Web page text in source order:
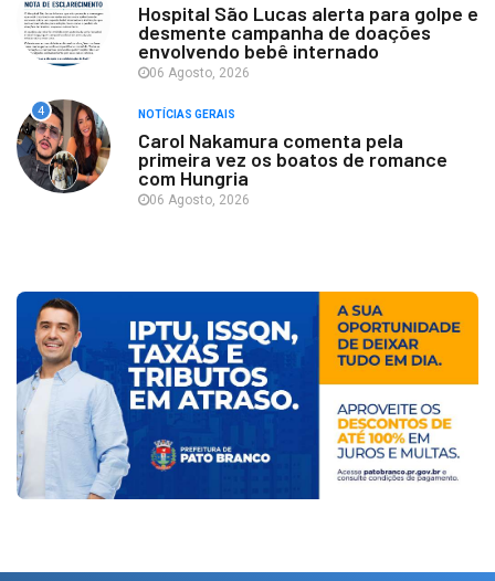
Hospital São Lucas alerta para golpe e
desmente campanha de doações
envolvendo bebê internado
06 Agosto, 2026
4 NOTÍCIAS GERAIS
Carol Nakamura comenta pela
primeira vez os boatos de romance
com Hungria
06 Agosto, 2026